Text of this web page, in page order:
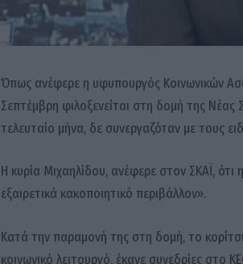
Όπως ανέφερε η υφυπουργός Κοινωνικών
Σεπτέμβρη φιλοξενείται στη δομή της
τελευταίο μήνα, δε συνεργαζόταν με τους
Η κυρία Μιχαηλίδου, ανέφερε στον ΣΚΑΪ, ότι
εξαιρετικά κακοποιητικό περιβάλλον».
Κατά την παραμονή της στη δομή, το
κοινωνικό λειτουργό, έκανε συνεδρίες στο